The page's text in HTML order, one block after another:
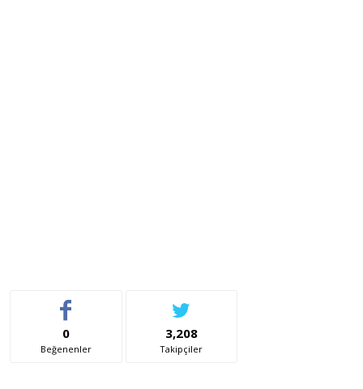
0
Beğenenler
3,208
Takipçiler